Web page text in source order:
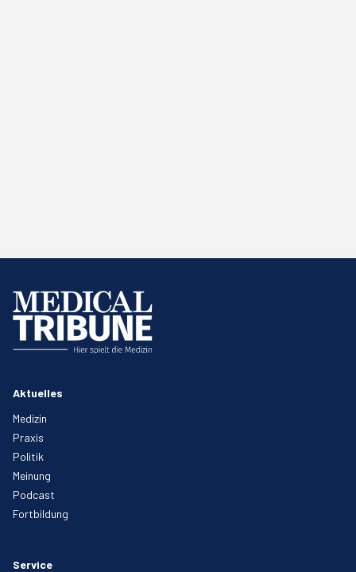
Aktuelles
Medizin
Praxis
Politik
Meinung
Podcast
Fortbildung
Service